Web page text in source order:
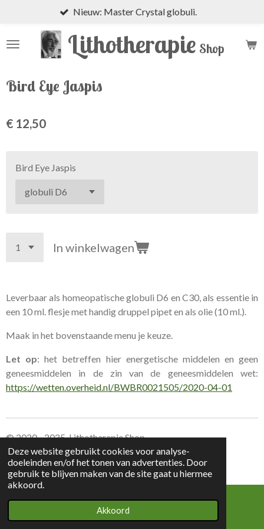
Deze website gebruikt cookies voor analyse-
doeleinden en/of het tonen van advertenties. Door
gebruik te blijven maken van de site gaat u hiermee
akkoord.
Akkoord
naar
Lithotherapie Shop
Nieuw: Master Crystal globuli.
Bird Eye Jaspis
€ 12,50
Bird Eye Jaspis
In winkelwagen
Leverbaar als homeopatische globuli D6 en C30, als essentie in
een 10 ml. flesje met handig druppel pipet en als olie (10 ml.).
Maak in het bovenstaande menu je keuze.
Let op: het betreffen hier energetische middelen en geen
geneesmiddelen in de zin van de geneesmiddelen wet:
https://wetten.overheid.nl/BWBR0021505/2020-04-01
© 2020 - 2025 Lithotherapie Shop
Leverings voorwaarden Lithotherapie Shop